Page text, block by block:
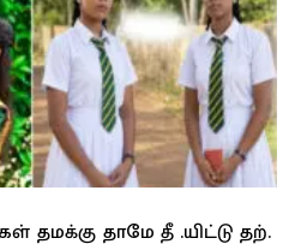
தமக்கு தாமே தீ .யிட்டு தற்.